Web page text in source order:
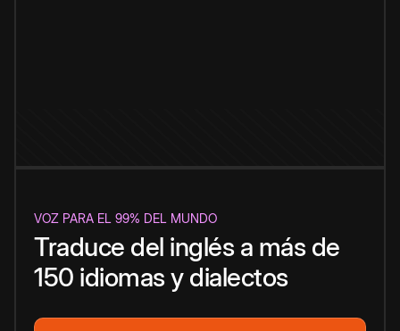
VOZ PARA EL 99% DEL MUNDO
Traduce del inglés a más de
150 idiomas y dialectos